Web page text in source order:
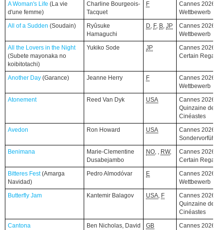
A Woman's Life (La vie
d'une femme)
Charline Bourgeois-
Tacquet
F
Cannes 2026,
Wettbewerb
All of a Sudden (Soudain)
Ryûsuke
Hamaguchi
D, F, B, JP
Cannes 2026,
Wettbewerb
All the Lovers in the Night
(Subete mayonaka no
koibitotachi)
Yukiko Sode JP
Cannes 2026,
Certain
Another Day (Garance) Jeanne Herry F
Cannes 2026,
Wettbewerb
Atonement
Reed Van Dyk USA
Cannes 2026,
Quinzaine des
Cinéastes
Avedon
Ron Howard USA
Cannes 2026,
Benimana
Marie-Clementine
Dusabejambo
NO, , RW,
Cannes 2026,
Certain
Bitteres Fest (Amarga
Navidad)
Pedro Almodóvar E
Cannes 2026,
Wettbewerb
Butterfly Jam
Kantemir Balagov USA, F
Cannes 2026,
Quinzaine des
Cinéastes
Cantona
Ben Nicholas, David
GB
Cannes 2026,
A Woman's Life (La vie
d'une femme)
All of a Sudden (Soudain)
All the Lovers in the Night
(Subete mayonaka no
koibitotachi)
Another Day (Garance)
Atonement
Avedon
Benimana
Bitteres Fest (Amarga
Navidad)
Butterfly Jam
Cantona